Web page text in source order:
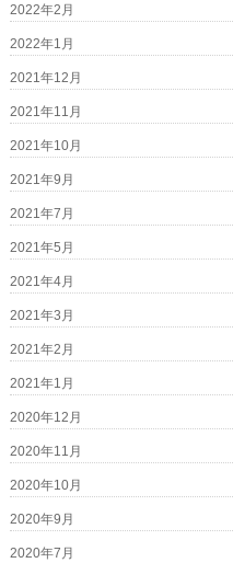
2022年2月
2022年1月
2021年12月
2021年11月
2021年10月
2021年9月
2021年7月
2021年5月
2021年4月
2021年3月
2021年2月
2021年1月
2020年12月
2020年11月
2020年10月
2020年9月
2020年7月